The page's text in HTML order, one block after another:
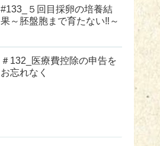
#133_５回目採卵の培養結
果～胚盤胞まで育たない‼～
＃132_医療費控除の申告を
お忘れなく